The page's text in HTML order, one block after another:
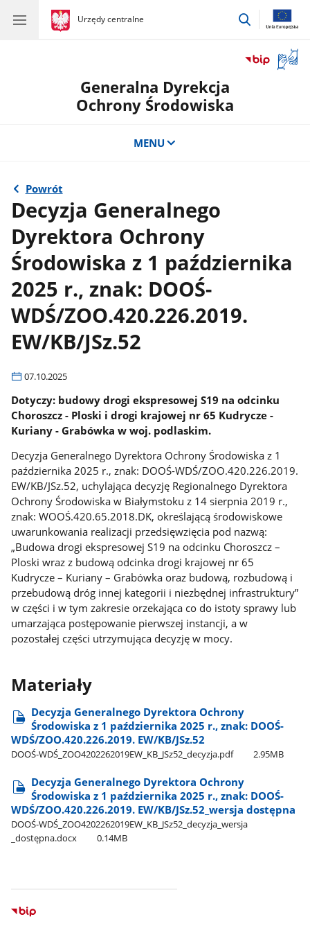
gov.pl
Urzędy centralne
gov.pl
Urzędy
przejdź
okno
Generalna Dyrekcja
Ochrony Środowiska
MENU
Powrót
Decyzja Generalnego
Dyrektora Ochrony
Środowiska z 1 października
2025 r., znak: DOOŚ-
WDŚ/ZOO.420.226.2019.
EW/KB/JSz.52
07.10.2025
Dotyczy: budowy drogi ekspresowej S19 na odcinku
Choroszcz - Ploski i drogi krajowej nr 65 Kudrycze -
Kuriany - Grabówka w woj. podlaskim.
Decyzja Generalnego Dyrektora Ochrony Środowiska z 1
października 2025 r., znak: DOOŚ-WDŚ/ZOO.420.226.2019.
EW/KB/JSz.52, uchylająca decyzję Regionalnego Dyrektora
Ochrony Środowiska w Białymstoku z 14 sierpnia 2019 r.,
znak: WOOŚ.420.65.2018.DK, określającą środowiskowe
uwarunkowania realizacji przedsięwzięcia pod nazwą:
„Budowa drogi ekspresowej S19 na odcinku Choroszcz –
Ploski wraz z budową odcinka drogi krajowej nr 65
Kudrycze – Kuriany – Grabówka oraz budową, rozbudową i
przebudową dróg innej kategorii i niezbędnej infrastruktury”
w części i w tym zakresie orzekająca co do istoty sprawy lub
umarzająca postępowanie pierwszej instancji, a w
pozostałej części utrzymująca decyzję w mocy.
Materiały
Decyzja Generalnego Dyrektora Ochrony
Środowiska z 1 października 2025 r., znak: DOOŚ-
WDŚ/ZOO.420.226.2019. EW/KB/JSz.52
DOOŚ-WDŚ​_ZOO4202262019EW​_KB​_JSz52​_decyzja.pdf 2.95MB
Decyzja Generalnego Dyrektora Ochrony
Środowiska z 1 października 2025 r., znak: DOOŚ-
WDŚ/ZOO.420.226.2019. EW/KB/JSz.52​_wersja dostępna
DOOŚ-WDŚ​_ZOO4202262019EW​_KB​_JSz52​_decyzja​_wersja​
_dostępna.docx
0.14MB